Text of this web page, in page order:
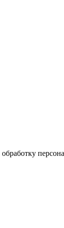
обработку